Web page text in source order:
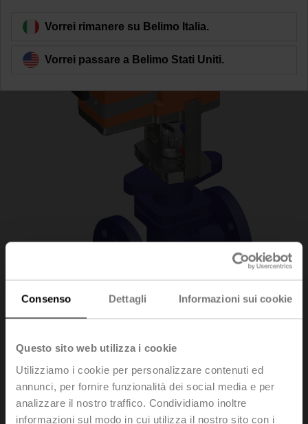
Consenso Dettagli Informazioni sui cookie
Questo sito web utilizza i cookie
Utilizziamo i cookie per personalizzare contenuti ed
annunci, per fornire funzionalità dei social media e per
analizzare il nostro traffico. Condividiamo inoltre
informazioni sul modo in cui utilizza il nostro sito con i
Torna alla categoria di prodotti
H6015X2P5-
S2/LV24A-MOD
Vorrei rimanere su Belimo Italia.
Vorrei passare a Belimo Stati Uniti.